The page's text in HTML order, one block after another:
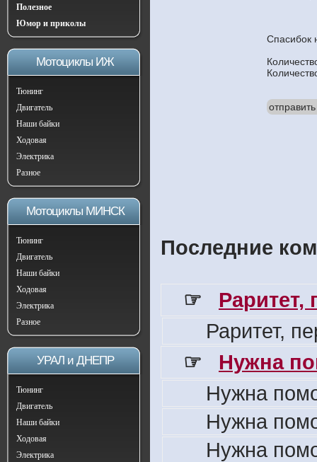
Полезное
Юмор и приколы
Мотоциклы ИЖ
Тюнинг
Двигатель
Наши байки
Ходовая
Электрика
Разное
Мотоциклы МИНСК
Тюнинг
Двигатель
Наши байки
Ходовая
Электрика
Разное
УРАЛ и ДНЕПР
Тюнинг
Двигатель
Наши байки
Ходовая
Электрика
Спасибок
Последние
☞
Раритет,
Раритет,
☞
Нужна
Нужна
Нужна
Нужна